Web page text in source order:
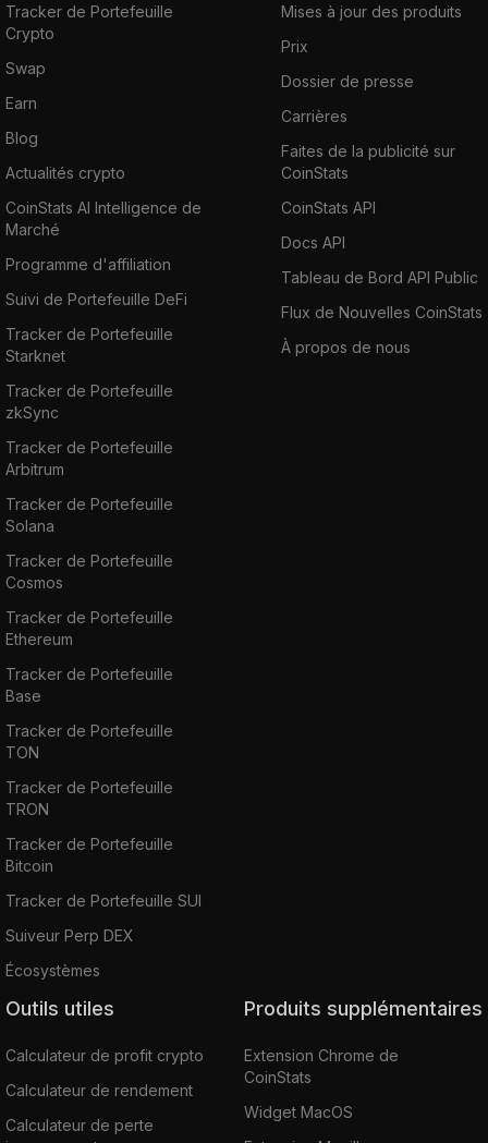
Tracker de Portefeuille
Crypto
Swap
Earn
Blog
Actualités crypto
CoinStats AI Intelligence de
Marché
Programme d'affiliation
Suivi de Portefeuille DeFi
Tracker de Portefeuille
Starknet
Tracker de Portefeuille
zkSync
Tracker de Portefeuille
Arbitrum
Tracker de Portefeuille
Solana
Tracker de Portefeuille
Cosmos
Tracker de Portefeuille
Ethereum
Tracker de Portefeuille
Base
Tracker de Portefeuille
TON
Tracker de Portefeuille
TRON
Tracker de Portefeuille
Bitcoin
Tracker de Portefeuille SUI
Suiveur Perp DEX
Écosystèmes
Mises à jour des produits
Prix
Dossier de presse
Carrières
Faites de la publicité sur
CoinStats
CoinStats API
Docs API
Tableau de Bord API Public
Flux de Nouvelles CoinStats
À propos de nous
Outils utiles
Calculateur de profit crypto
Calculateur de rendement
Calculateur de perte
Produits supplémentaires
Extension Chrome de
CoinStats
Widget MacOS